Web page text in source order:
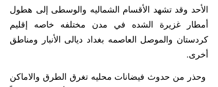
نتائج الامتحانات
المرحلة الابتدائية
المرحلة الاعدادية
الأحد وقد تشهد الأقسام الشماليه والوسطى إلى هطول
أمطار غزيرة الشده في مدن مختلفه خاصه إقليم
كردستان والموصل العاصمه بغداد ديالى الأنبار ومناطق
أخرى.
وحذر من حدوث فيضانات محليه تغرق الطرق والاماكن